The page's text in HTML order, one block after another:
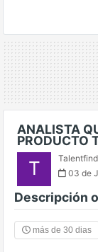
ANALISTA
PRODUCTO
T
03 de
Descripción
más de 30 dias